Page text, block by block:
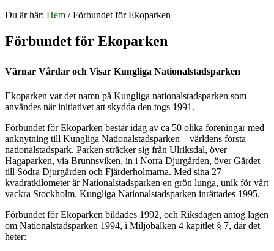
Du är här: Hem /Förbundet för Ekoparken
Förbundet för Ekoparken
Värnar Vårdar och Visar Kungliga Nationalstadsparken
Ekoparken var det namn på Kungliga nationalstadsparken som
användes när initiativet att skydda den togs 1991.
Förbundet för Ekoparken består idag av ca 50 olika föreningar med
anknytning till Kungliga Nationalstadsparken – världens första
nationalstadspark. Parken sträcker sig från Ulriksdal, över
Hagaparken, via Brunnsviken, in i Norra Djurgården, över Gärdet
till Södra Djurgården och Fjärderholmarna. Med sina 27
kvadratkilometer är Nationalstadsparken en grön lunga, unik för vårt
vackra Stockholm. Kungliga Nationalstadsparken inrättades 1995.
Förbundet för Ekoparken bildades 1992, och Riksdagen antog lagen
om Nationalstadsparken 1994, i Miljöbalken 4 kapitlet § 7, där det
heter: